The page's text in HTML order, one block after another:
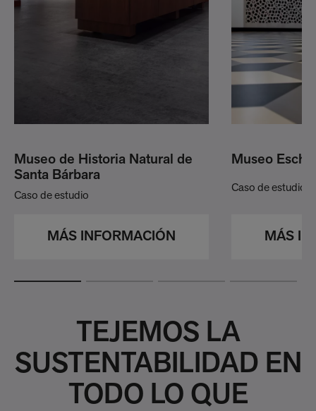
Museo de Historia Natural de
Santa Bárbara
Caso de estudio
MÁS INFORMACIÓN
Museo
Caso de estudio
MÁS
TEJEMOS LA
SUSTENTABILIDAD EN
TODO LO QUE